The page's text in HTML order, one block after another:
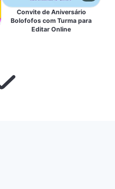
Convite de Aniversário
Bolofofos com Turma para
Editar Online